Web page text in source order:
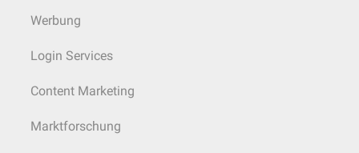
Werbung
Login Services
Content Marketing
Marktforschung